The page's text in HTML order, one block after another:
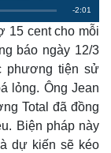
R
e
a
i
n
-2:01
15 cent cho mỗi
báo ngày 12/3
phương tiện sử
lỏng. Ông Jean
Total đã đồng
Biện pháp này
dự kiến sẽ kéo